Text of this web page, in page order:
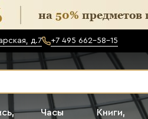
д.7 +7 495 662-58-15
Часы
Книги,